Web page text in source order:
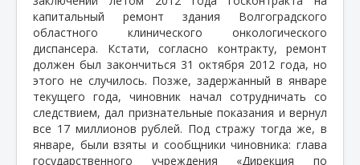
капитальный ремонт здания Волгоградского
областного клинического онкологического
диспансера. Кстати, согласно контракту, ремонт
должен был закончиться 31 октября 2012 года, но
этого не случилось. Позже, задержанный в январе
текущего года, чиновник начал сотрудничать со
следствием, дал признательные показания и вернул
все 17 миллионов рублей. Под стражу тогда же, в
январе, были взяты и сообщники чиновника: глава
государственного учреждения «Дирекция по